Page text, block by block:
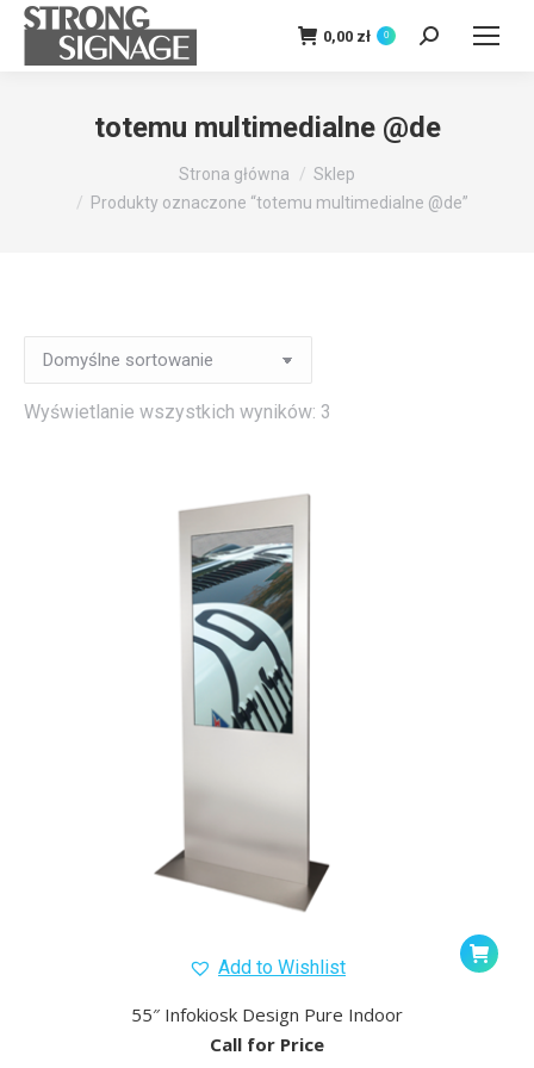
0,00 zł 0 Szukaj:
totemu multimedialne @de
Strona główna
Sklep
Produkty oznaczone “totemu multimedialne @de”
Wyświetlanie wszystkich wyników: 3
Add to Wishlist
55″ Infokiosk Design Pure Indoor
Call for Price